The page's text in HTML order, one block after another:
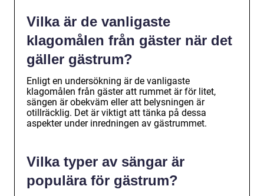
Vilka är de vanligaste
klagomålen från gäster när det
gäller gästrum?
Enligt en undersökning är de vanligaste
klagomålen från gäster att rummet är för litet,
sängen är obekväm eller att belysningen är
otillräcklig. Det är viktigt att tänka på dessa
aspekter under inredningen av gästrummet.
Vilka typer av sängar är
populära för gästrum?